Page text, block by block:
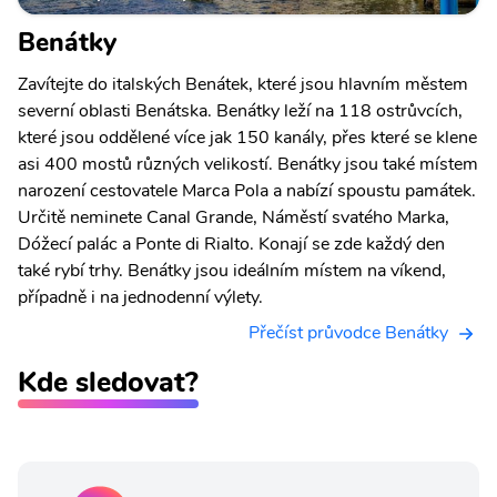
Benátky
Zavítejte do italských Benátek, které jsou hlavním městem
severní oblasti Benátska. Benátky leží na 118 ostrůvcích,
které jsou oddělené více jak 150 kanály, přes které se klene
asi 400 mostů různých velikostí. Benátky jsou také místem
narození cestovatele Marca Pola a nabízí spoustu památek.
Určitě neminete Canal Grande, Náměstí svatého Marka,
Dóžecí palác a Ponte di Rialto. Konají se zde každý den
také rybí trhy. Benátky jsou ideálním místem na víkend,
případně i na jednodenní výlety.
Přečíst průvodce Benátky
Kde sledovat?